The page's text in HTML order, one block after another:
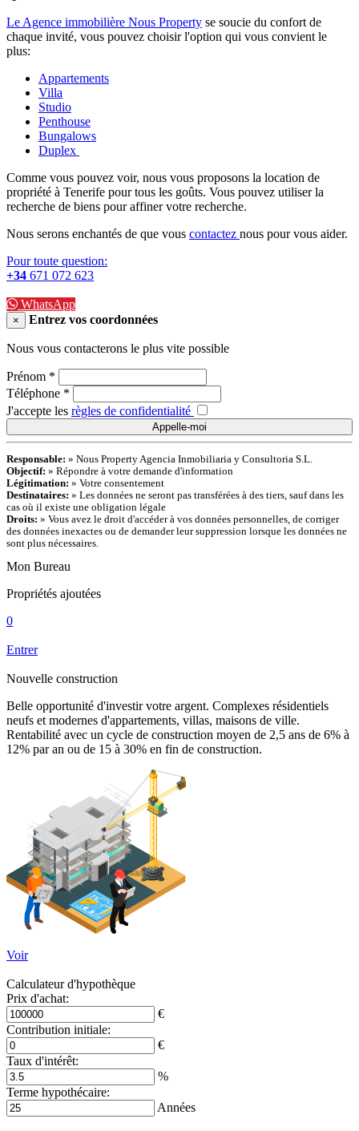
Le Agence immobilière Nous Property se soucie du confort de
chaque invité, vous pouvez choisir l'option qui vous convient le
plus:
Appartements
Villa
Studio
Penthouse
Bungalows
Duplex
Comme vous pouvez voir, nous vous proposons la location de
propriété à Tenerife pour tous les goûts. Vous pouvez utiliser la
recherche de biens pour affiner votre recherche.
Nous serons enchantés de que vous contactez nous pour vous aider.
Pour toute question:
+34 671 072 623
WhatsApp
× Entrez vos coordonnées
Nous vous contacterons le plus vite possible
Prénom *
Téléphone *
J'accepte les règles de confidentialité
Responsable: » Nous Property Agencia Inmobiliaria y Consultoria S.L.
Objectif: » Répondre à votre demande d'information
Légitimation: » Votre consentement
Destinataires: » Les données ne seront pas transférées à des tiers, sauf dans les
cas où il existe une obligation légale
Droits: » Vous avez le droit d'accéder à vos données personnelles, de corriger
des données inexactes ou de demander leur suppression lorsque les données ne
sont plus nécessaires.
Mon Bureau
Propriétés ajoutées
0
Entrer
Nouvelle construction
Belle opportunité d'investir votre argent. Complexes résidentiels
neufs et modernes d'appartements, villas, maisons de ville.
Rentabilité avec un cycle de construction moyen de 2,5 ans de 6% à
12% par an ou de 15 à 30% en fin de construction.
Voir
Calculateur d'hypothèque
Prix ​​d'achat:
€
Contribution initiale:
€
Taux d'intérêt:
%
Terme hypothécaire:
Années